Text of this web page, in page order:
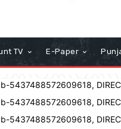
TV E-Paper
5437488572609618,
5437488572609618,
5437488572609618,